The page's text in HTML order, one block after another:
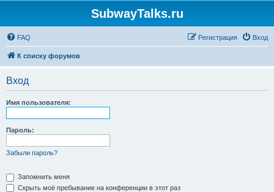
SubwayTalks.ru
FAQ Вход
Регистрация
К списку форумов
Вход
Имя пользователя:
Пароль:
Забыли пароль?
Запомнить меня
Скрыть моё пребывание на конференции в этот раз